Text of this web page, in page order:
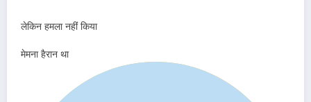
लेकिन हमला नहीं किया
मेमना हैरान था